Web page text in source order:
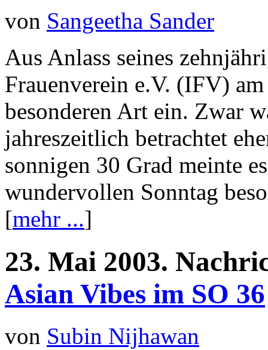
von Sangeetha Sander
Aus Anlass seines
Frauenverein e.V. (IFV)
besonderen Art ein. Zwar
jahreszeitlich betrachtet
sonnigen 30 Grad meinte
wundervollen Sonntag
[mehr ...]
23. Mai 2003.
Asian Vibes im SO 36
von Subin Nijhawan